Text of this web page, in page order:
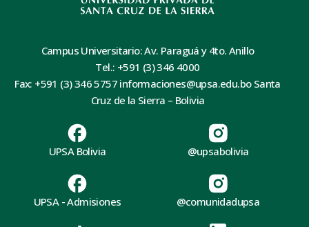
Campus Universitario: Av. Paraguá y 4to. Anillo
Tel.: +591 (3) 346 4000
Fax: +591 (3) 346 5757 informaciones@upsa.edu.bo Santa
Cruz de la Sierra – Bolivia
UPSA Bolivia
UPSA - Admisiones
@upsabolivia
@comunidadupsa